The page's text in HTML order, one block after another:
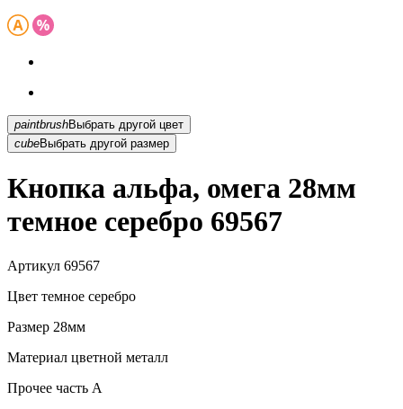
paintbrush
Выбрать другой цвет
cubeВыбрать другой размер
Кнопка альфа, омега 28мм
темное серебро 69567
Артикул 69567
Цвет темное серебро
Размер 28мм
Материал цветной металл
Прочее часть A